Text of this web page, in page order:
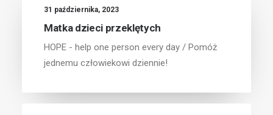
31 października, 2023
Matka dzieci przeklętych
HOPE - help one person every day / Pomóż
jednemu człowiekowi dziennie!